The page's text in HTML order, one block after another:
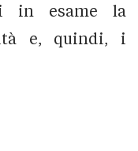
in esame la
e, quindi, i